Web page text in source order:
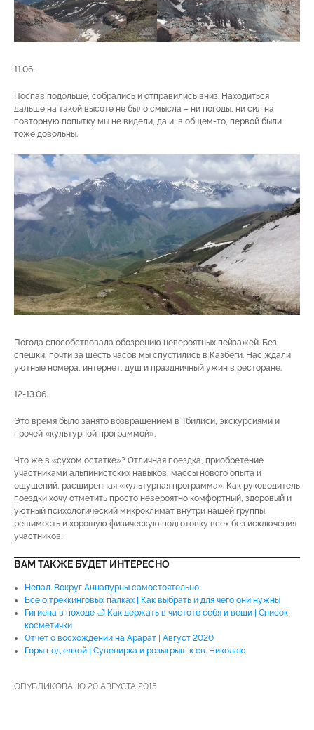
11.06.
Поспав подольше, собрались и отправились вниз. Находиться
дальше на такой высоте не было смысла – ни погоды, ни сил на
повторную попытку мы не видели, да и, в общем-то, первой были
тоже довольны.
Погода способствовала обозрению невероятных пейзажей. Без
спешки, почти за шесть часов мы спустились в Казбеги. Нас ждали
уютные номера, интернет, душ и праздничный ужин в ресторане.
12-13.06.
Это время было занято возвращением в Тбилиси, экскурсиями и
прочей «культурной программой».
Что же в «сухом остатке»? Отличная поездка, приобретение
участниками альпинистских навыков, массы нового опыта и
ощущений, расширенная «культурная программа». Как руководитель
поездки хочу отметить просто невероятно комфортный, здоровый и
уютный психологический микроклимат внутри нашей группы,
решимость и хорошую физическую подготовку всех без исключения
участников.
ВАМ ТАКЖЕ БУДЕТ ИНТЕРЕСНО
Непал. Вокруг Аннапурны самостоятельно
Все о треккинговых палках | Как выбрать и для чего они нужны
Гигиена в походе 🛁 Как держать в чистоте себя и вещи | Список
косметички
Отчет о восхождении на Арарат | Август 2020
Горы под елкой | Сувенирка и розыгрыш к св. Николаю
ОПУБЛИКОВАНО 20 АВГУСТА 2015